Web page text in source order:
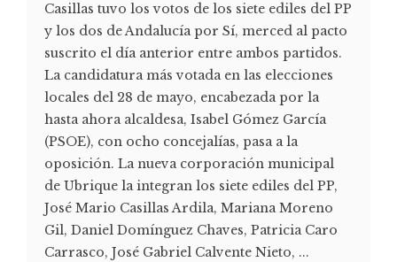
Casillas tuvo los votos de los siete ediles del PP
y los dos de Andalucía por Sí, merced al pacto
suscrito el día anterior entre ambos partidos.
La candidatura más votada en las elecciones
locales del 28 de mayo, encabezada por la
hasta ahora alcaldesa, Isabel Gómez García
(PSOE), con ocho concejalías, pasa a la
oposición. La nueva corporación municipal
de Ubrique la integran los siete ediles del PP,
José Mario Casillas Ardila, Mariana Moreno
Gil, Daniel Domínguez Chaves, Patricia Caro
Carrasco, José Gabriel Calvente Nieto, ...